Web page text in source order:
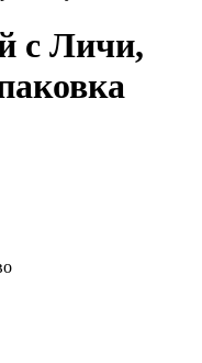
с Личи,